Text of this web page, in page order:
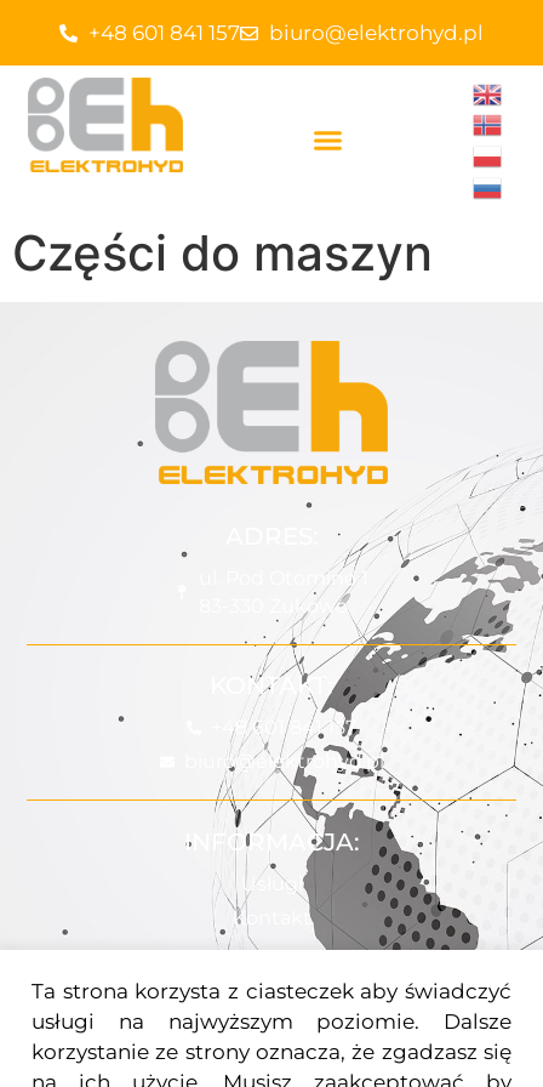
+48 601 841 157 biuro@elektrohyd.pl
Części do maszyn
ul. Pod Otomino 1
83-330 Żukowo
KONTAKT:
+48 601 841 157
biuro@elektrohyd.pl
INFORMACJA:
Usługi
Kontakt
POMOC:
Uprawnienia
Polityka Prywatności
Ta strona korzysta z ciasteczek aby świadczyć
usługi na najwyższym poziomie. Dalsze
korzystanie ze strony oznacza, że zgadzasz się